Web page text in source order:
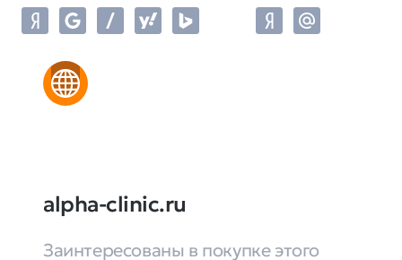
alpha-clinic.ru
Заинтересованы в покупке этого